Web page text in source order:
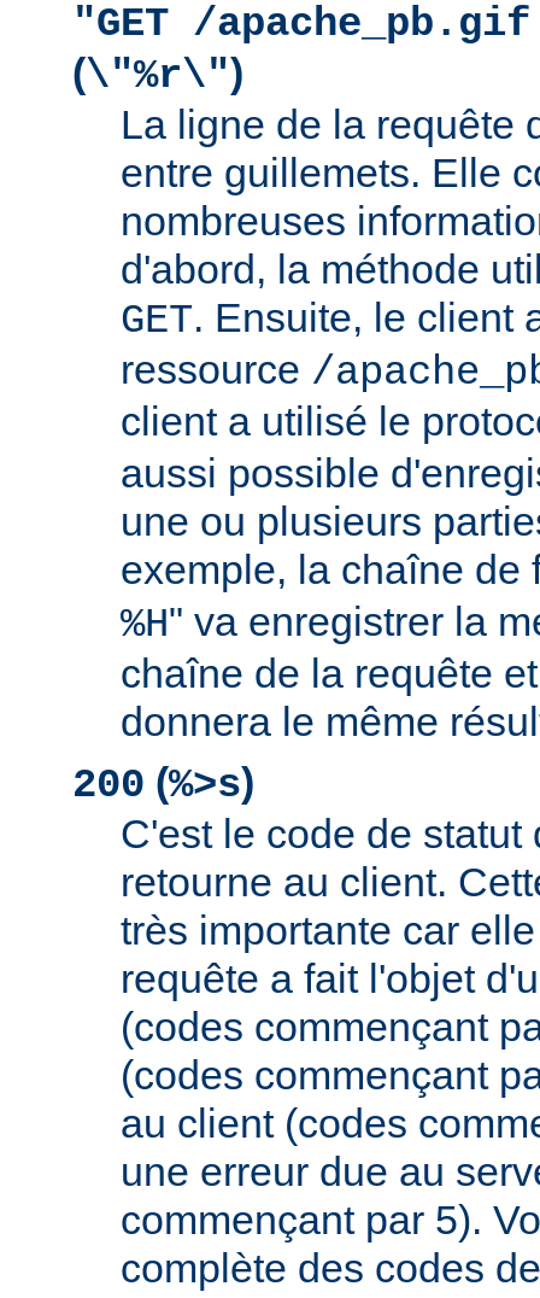
"GET /
(\"%r\")
La ligne de la requête
entre guillemets. Elle
nombreuses
d'abord, la méthode
GET. Ensuite, le client
ressource /
client a utilisé le
aussi possible
une ou plusieurs
exemple, la chaîne de
%H" va enregistrer la
chaîne de la requête
donnera le même
200 (%>s)
C'est le code de statut
retourne au client.
très importante car
requête a fait l'objet
(codes commençant
(codes commençant
au client (codes
une erreur due au
commençant par 5).
complète des codes